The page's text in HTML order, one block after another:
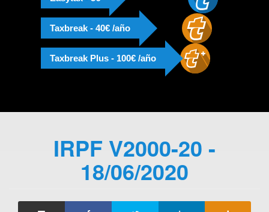
Taxbreak - 40€ /año
Taxbreak Plus - 100€ /año
IRPF V2000-20 -
18/06/2020